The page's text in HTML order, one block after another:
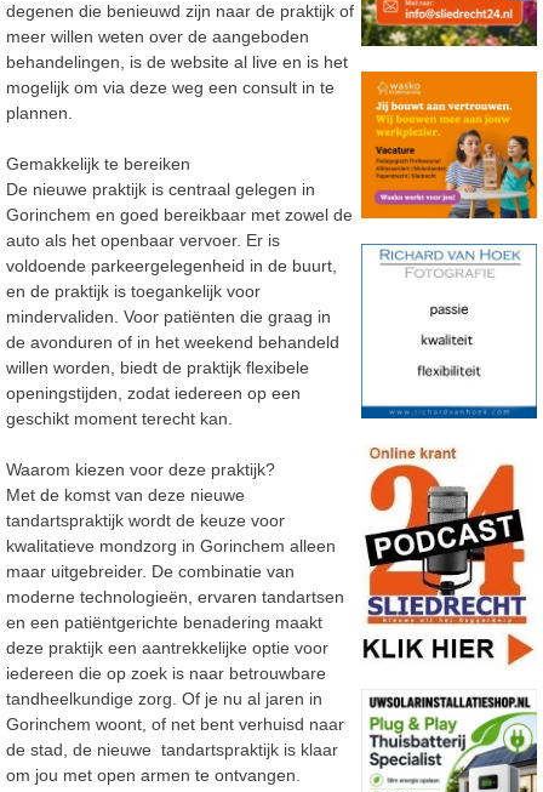
degenen die benieuwd zijn naar de praktijk of
meer willen weten over de aangeboden
behandelingen, is de website al live en is het
mogelijk om via deze weg een consult in te
plannen.
Gemakkelijk te bereiken
De nieuwe praktijk is centraal gelegen in
Gorinchem en goed bereikbaar met zowel de
auto als het openbaar vervoer. Er is
voldoende parkeergelegenheid in de buurt,
en de praktijk is toegankelijk voor
mindervaliden. Voor patiënten die graag in
de avonduren of in het weekend behandeld
willen worden, biedt de praktijk flexibele
openingstijden, zodat iedereen op een
geschikt moment terecht kan.
Waarom kiezen voor deze praktijk?
Met de komst van deze nieuwe
tandartspraktijk wordt de keuze voor
kwalitatieve mondzorg in Gorinchem alleen
maar uitgebreider. De combinatie van
moderne technologieën, ervaren tandartsen
en een patiëntgerichte benadering maakt
deze praktijk een aantrekkelijke optie voor
iedereen die op zoek is naar betrouwbare
tandheelkundige zorg. Of je nu al jaren in
Gorinchem woont, of net bent verhuisd naar
de stad, de nieuwe tandartspraktijk is klaar
om jou met open armen te ontvangen.